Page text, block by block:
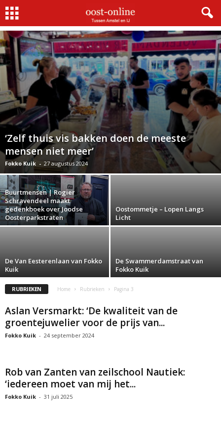
DE STRATEN VAN FOKKO KUIK
‘Zelf thuis vis bakken doen de meeste
mensen niet meer’
Fokko Kuik - 27 augustus 2024
Buurtmensen | Rogier
Schravendeel maakt
gedenkboek over Joodse
Oosterparkstraten
Oostommetje – Lopen Langs
Licht
De Van Eesterenlaan van Fokko
Kuik
De Swammerdamstraat van
Fokko Kuik
RUBRIEKEN Home Rubrieken Pagina 3
Aslan Versmarkt: ‘De kwaliteit van de
groentejuwelier voor de prijs van...
Fokko Kuik - 24 september 2024
Rob van Zanten van zeilschool Nautiek:
‘iedereen moet van mij het...
Fokko Kuik - 31 juli 2025